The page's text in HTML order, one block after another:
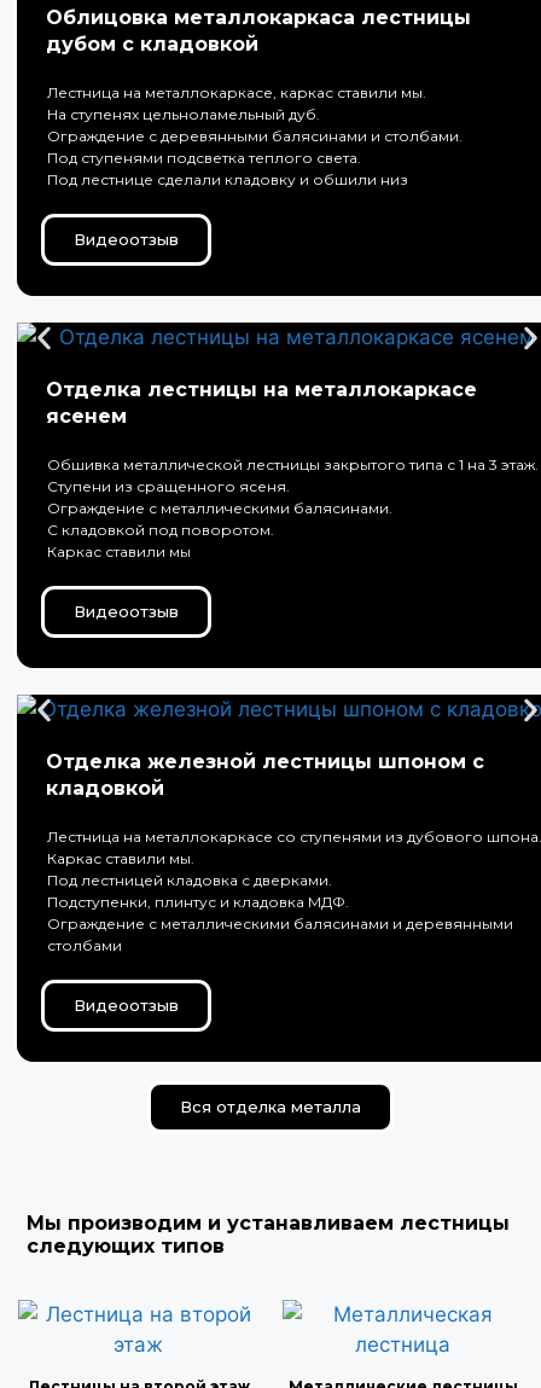
Облицовка металлокаркаса лестницы
дубом с кладовкой
Лестница на металлокаркасе, каркас ставили мы.
На ступенях цельноламельный дуб.
Ограждение с деревянными балясинами и столбами.
Под ступенями подсветка теплого света.
Под лестнице сделали кладовку и обшили низ
Видеоотзыв
Отделка лестницы на металлокаркасе
ясенем
Обшивка металлической лестницы закрытого типа с 1 на 3 этаж.
Ступени из сращенного ясеня.
Ограждение с металлическими балясинами.
С кладовкой под поворотом.
Каркас ставили мы
Видеоотзыв
Отделка железной лестницы шпоном с
кладовкой
Лестница на металлокаркасе со ступенями из дубового шпона.
Каркас ставили мы.
Под лестницей кладовка с дверками.
Подступенки, плинтус и кладовка МДФ.
Ограждение с металлическими балясинами и деревянными
столбами
Видеоотзыв
Вся отделка металла
Мы производим и устанавливаем лестницы
следующих типов